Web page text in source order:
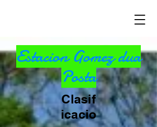
Estacion Gomez dua
Posta
Clasif
icacio